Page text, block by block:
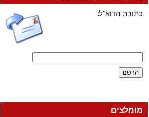
כתובת הדוא"ל:
מומלצים